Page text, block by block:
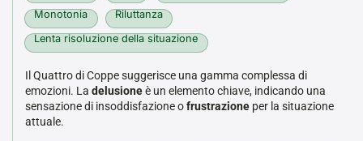
Monotonia Riluttanza
Lenta risoluzione della situazione
Il Quattro di Coppe suggerisce una gamma complessa di
emozioni. La delusioneè un elemento chiave, indicando una
sensazione di insoddisfazione ofrustrazione per la situazione
attuale.